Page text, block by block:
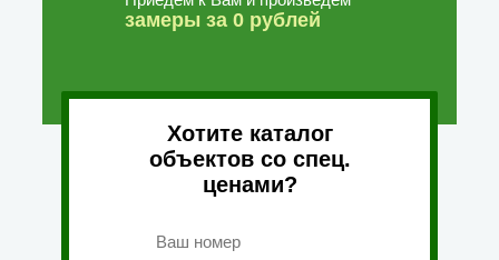
замеры за 0 рублей
Хотите каталог
объектов со спец.
ценами?